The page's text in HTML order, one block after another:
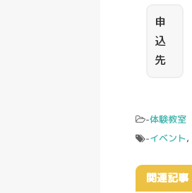
申
込
先
-体験教室
-イベント,
関連記事